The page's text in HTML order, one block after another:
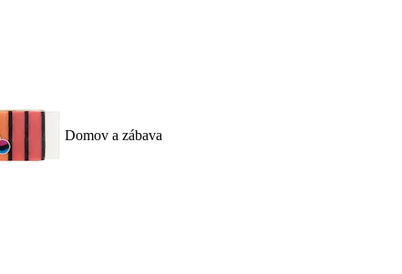
Domov a zábava